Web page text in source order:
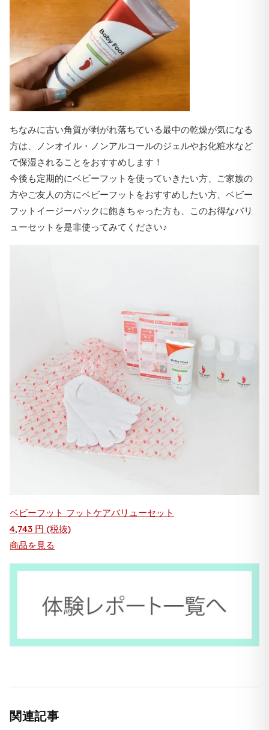
ちなみに古い角質が剥がれ落ちている最中の乾燥が気になる
方は、ノンオイル・ノンアルコールのジェルやお化粧水など
で保湿されることをおすすめします！
今後も定期的にベビーフットを使っていきたい方、ご家族の
方やご友人の方にベビーフットをおすすめしたい方、ベビー
フットイージーパックに飽きちゃった方も、このお得なバリ
ューセットを是非使ってみてください♪
ベビーフット フットケアバリューセット
4,743 円 (税抜)
商品を見る
関連記事